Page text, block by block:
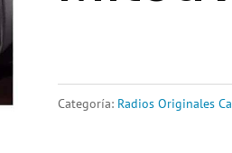
Categoría: Radios Originales